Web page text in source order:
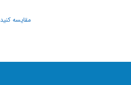
مقایسه کنید